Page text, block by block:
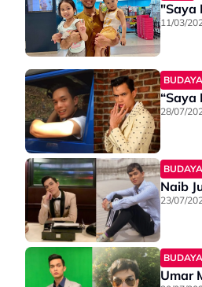
"Saya
11/03/
“Saya
28/07/
Naib
23/07/
Umar